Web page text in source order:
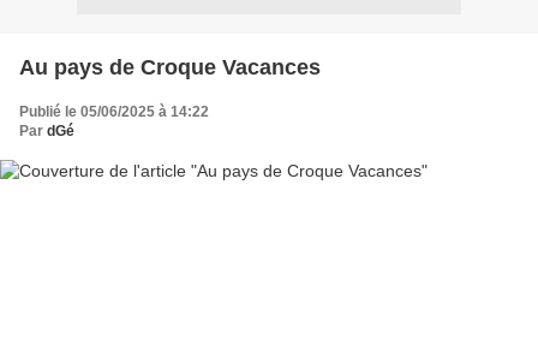
Au pays de Croque Vacances
Publié le 05/06/2025 à 14:22
Par dGé